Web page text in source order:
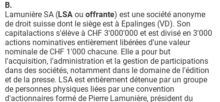
B.
Lamunière SA (LSA ou offrante) est une société anonyme
de droit suisse dont le siège est à Epalinges (VD). Son
capitalactions s'élève à CHF 3'000'000 et est divisé en 3'000
actions nominatives entièrement libérées d'une valeur
nominale de CHF 1'000 chacune. Elle a pour but
l'acquisition, l'administration et la gestion de participations
dans des sociétés, notamment dans le domaine de l'édition
et de la presse. LSA est entièrement détenue par un groupe
de personnes physiques liées par une convention
d'actionnaires formé de Pierre Lamunière, président du